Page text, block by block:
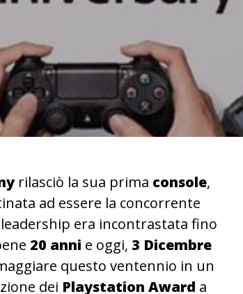
rilasciò la sua prima console,
ad essere la concorrente
leadership era incontrastata fino
20 anni e oggi, 3 Dicembre
questo ventennio in un
dei Playstation Award a